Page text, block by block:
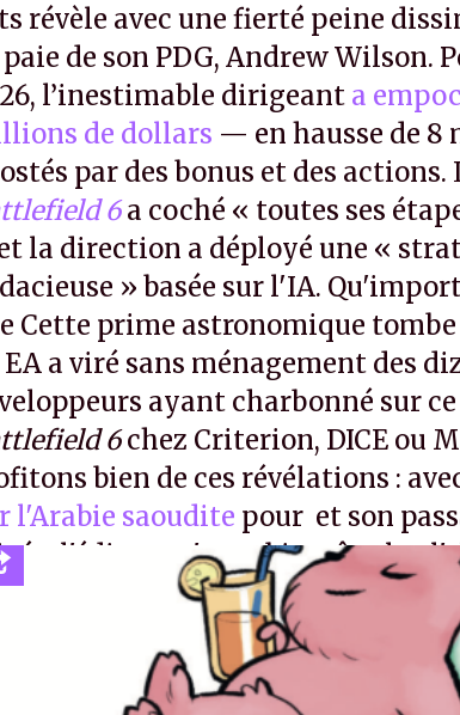
révèle avec une fierté peine
paie de son PDG, Andrew Wilson.
l’inestimable dirigeant a
de dollars — en hausse de
par des bonus et des actions.
6a coché « toutes ses
la direction a déployé une «
» basée sur l'IA.
Cette prime astronomique
EA a viré sans ménagement des
ayant charbonné sur
6chez Criterion, DICE ou
bien de ces révélations :
l'Arabie saoudite pour et son
l'éditeur n'aura bientôt plus
ses bilans. Encore une